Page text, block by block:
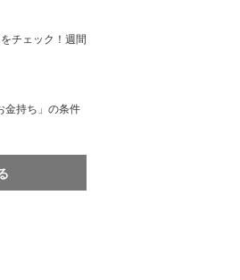
チェック！週間
金持ち」の条件